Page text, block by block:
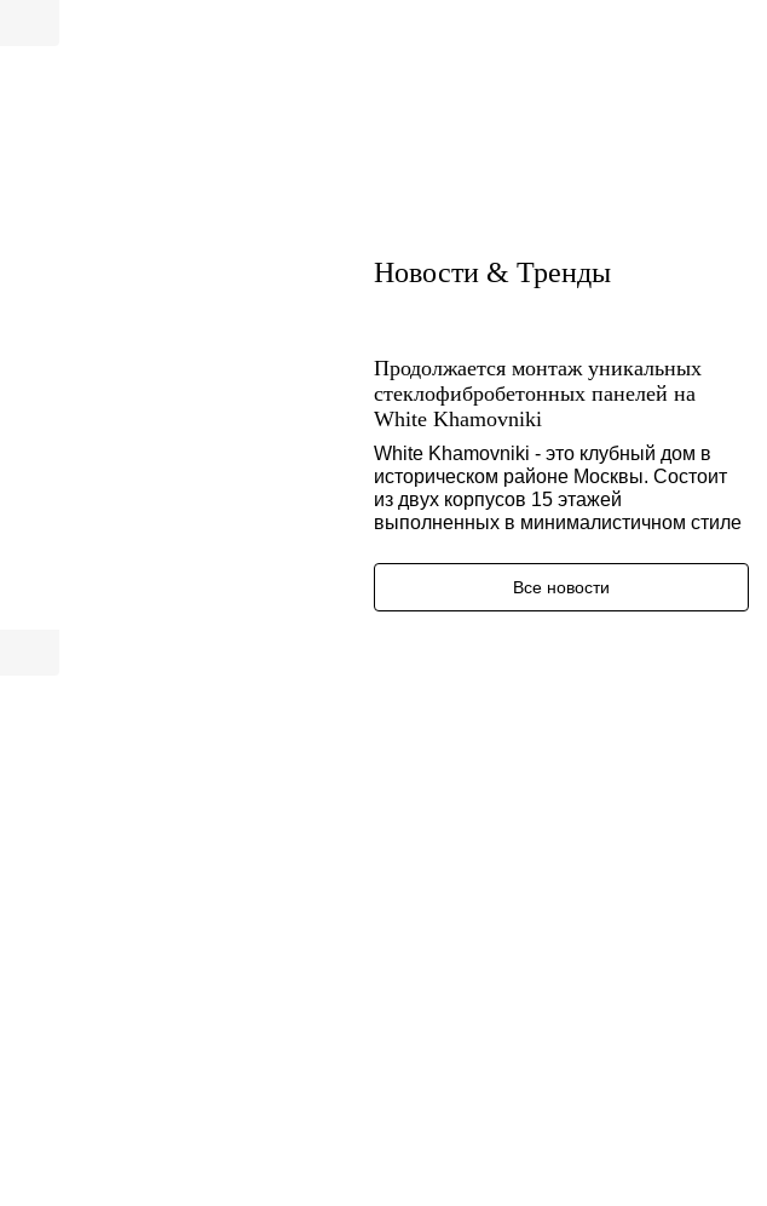
Новости & Тренды
Продолжается монтаж уникальных
стеклофибробетонных панелей на
White Khamovniki
White Khamovniki - это клубный дом в
историческом районе Москвы. Состоит
из двух корпусов 15 этажей
выполненных в минималистичном стиле
Все новости